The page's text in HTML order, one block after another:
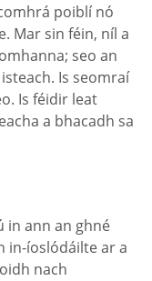
poiblí nó
Mar sin féin, níl a
seo an
Is seomraí
Is féidir leat
a bhacadh sa
in ann an ghné
in-íoslódáilte ar a
nach